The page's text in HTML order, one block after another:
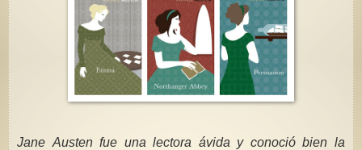
Jane Austen fue una lectora ávida y conoció bien la